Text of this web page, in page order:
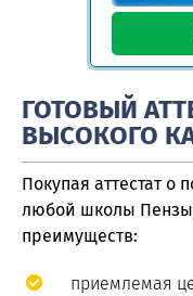
ГОТОВЫЙ
ВЫСОКОГО
Покупая аттестат о
любой школы Пензы
преимуществ:
приемлемая